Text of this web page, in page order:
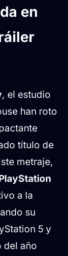
en
, el estudio
han roto
título de
metraje,
a la
su
5 y
del año